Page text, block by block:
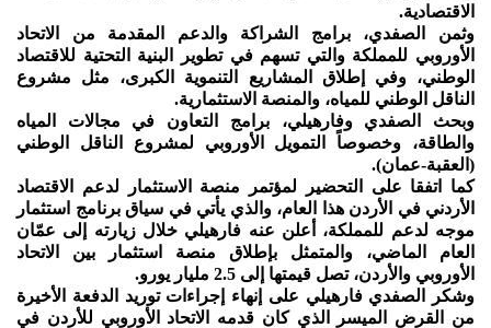
الاقتصادية.
وثمن الصفدي، برامج الشراكة والدعم المقدمة من الاتحاد
الأوروبي للمملكة والتي تسهم في تطوير البنية التحتية للاقتصاد
الوطني، وفي إطلاق المشاريع التنموية الكبرى، مثل مشروع
الناقل الوطني للمياه، والمنصة الاستثمارية.
وبحث الصفدي وفارهيلي، برامج التعاون في مجالات المياه
والطاقة، وخصوصاً التمويل الأوروبي لمشروع الناقل الوطني
(العقبة-عمان).
كما اتفقا على التحضير لمؤتمر منصة الاستثمار لدعم الاقتصاد
الأردني في الأردن هذا العام، والذي يأتي في سياق برنامج استثمار
موجه لدعم للمملكة، أعلن عنه فارهيلي خلال زيارته إلى عمّان
العام الماضي، والمتمثل بإطلاق منصة استثمار بين الاتحاد
الأوروبي والأردن، تصل قيمتها إلى 2.5 مليار يورو.
وشكر الصفدي فارهيلي على إنهاء إجراءات توريد الدفعة الأخيرة
من القرض الميسر الذي كان قدمه الاتحاد الأوروبي للأردن في